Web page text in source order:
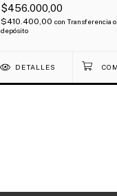
$456.000,00
$410.400,00 con Transferencia o
depósito
DETALLES